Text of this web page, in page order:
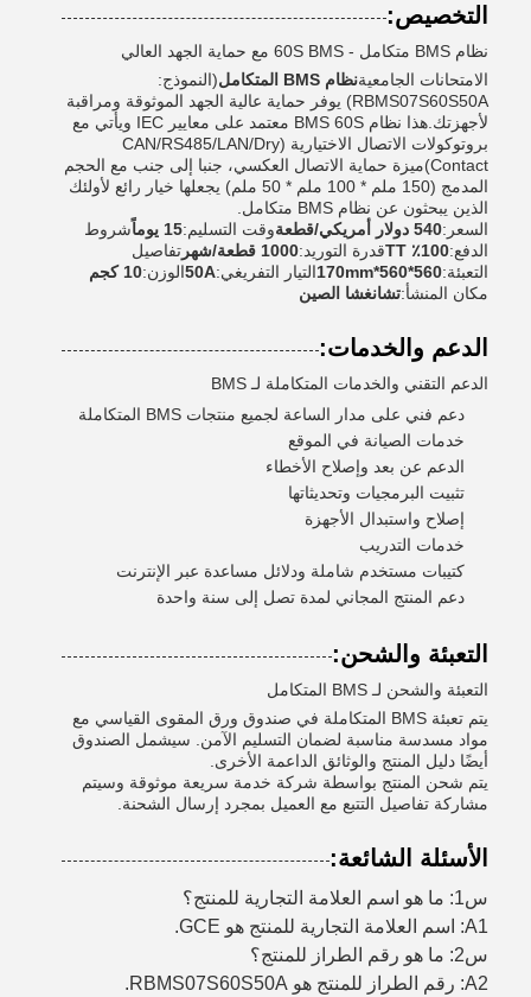
التخصيص:
نظام BMS متكامل - 60S BMS مع حماية الجهد العالي
الامتحانات الجامعيةنظام BMS المتكامل
(النموذج:
RBMS07S60S50A) يوفر حماية عالية الجهد الموثوقة ومراقبة
لأجهزتك.هذا نظام BMS 60S معتمد على معايير IEC ويأتي مع
بروتوكولات الاتصال الاختيارية (CAN/RS485/LAN/Dry
Contact)ميزة حماية الاتصال العكسي، جنبا إلى جنب مع الحجم
المدمج (150 ملم * 100 ملم * 50 ملم) يجعلها خيار رائع لأولئك
الذين يبحثون عن نظام BMS متكامل.
السعر:540 دولار أمريكي/قطعة وقت التسليم:15 يوماً
شروط
الدفع:100٪ TT قدرة التوريد:1000 قطعة/شهر
تفاصيل
التعبئة:560*560*170mm التيار التفريغي:50Aالوزن:10 كجم
مكان المنشأ:تشانغشا الصين
الدعم والخدمات:
الدعم التقني والخدمات المتكاملة لـ BMS
دعم فني على مدار الساعة لجميع منتجات BMS المتكاملة
خدمات الصيانة في الموقع
الدعم عن بعد وإصلاح الأخطاء
تثبيت البرمجيات وتحديثاتها
إصلاح واستبدال الأجهزة
خدمات التدريب
كتيبات مستخدم شاملة ودلائل مساعدة عبر الإنترنت
دعم المنتج المجاني لمدة تصل إلى سنة واحدة
التعبئة والشحن:
التعبئة والشحن لـ BMS المتكامل
يتم تعبئة BMS المتكاملة في صندوق ورق المقوى القياسي مع
مواد مسدسة مناسبة لضمان التسليم الآمن. سيشمل الصندوق
أيضًا دليل المنتج والوثائق الداعمة الأخرى.
يتم شحن المنتج بواسطة شركة خدمة سريعة موثوقة وسيتم
مشاركة تفاصيل التتبع مع العميل بمجرد إرسال الشحنة.
الأسئلة الشائعة:
س1: ما هو اسم العلامة التجارية للمنتج؟
A1: اسم العلامة التجارية للمنتج هو GCE.
س2: ما هو رقم الطراز للمنتج؟
A2: رقم الطراز للمنتج هو RBMS07S60S50A.